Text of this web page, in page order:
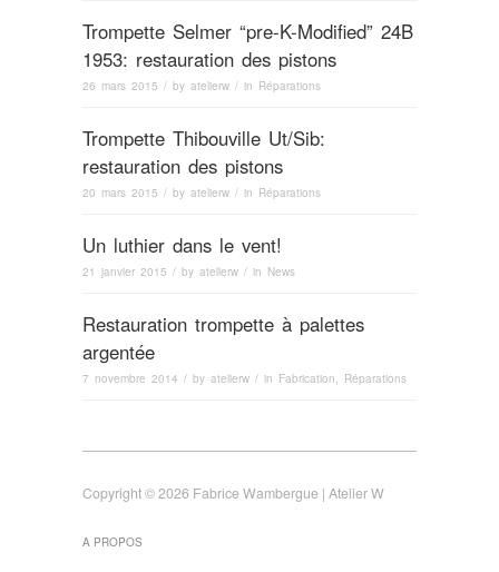
Trompette Selmer “pre-K-Modified” 24B
1953: restauration des pistons
26 mars 2015 / by atelierw / in Réparations
Trompette Thibouville Ut/Sib:
restauration des pistons
20 mars 2015 / by atelierw / in Réparations
Un luthier dans le vent!
21 janvier 2015 / by atelierw / in News
Restauration trompette à palettes
argentée
7 novembre 2014 / by atelierw / in Fabrication Réparations
Copyright © 2026 Fabrice Wambergue | Atelier W
A PROPOS